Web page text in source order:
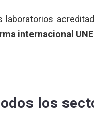
internacional
los